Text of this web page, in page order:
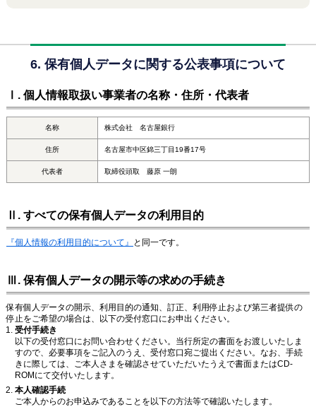
6. 保有個人データに関する公表事項について
Ⅰ. 個人情報取扱い事業者の名称・住所・代表者
名称 株式会社 名古屋銀行
住所 名古屋市中区錦三丁目19番17号
代表者 取締役頭取 藤原 一朗
Ⅱ. すべての保有個人データの利用目的
『個人情報の利用目的について』 と同一です。
Ⅲ. 保有個人データの開示等の求めの手続き
保有個人データの開示、利用目的の通知、訂正、利用停止および第三者提供の
停止をご希望の場合は、以下の受付窓口にお申出ください。
受付手続き
以下の受付窓口にお問い合わせください。当行所定の書面をお渡しいたしま
すので、必要事項をご記入のうえ、受付窓口宛ご提出ください。なお、手続
きに際しては、ご本人さまを確認させていただいたうえで書面またはCD-
ROMにて交付いたします。
本人確認手続
ご本人からのお申込みであることを以下の方法等で確認いたします。